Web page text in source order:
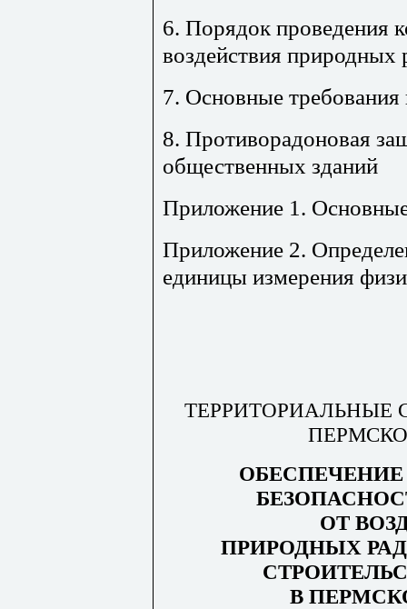
6. Порядок проведения
воздействия природных
7. Основные
8. Противорадоновая
общественных зданий
Приложение 1.
Приложение 2.
единицы измерения
ТЕРРИТОРИАЛЬНЫЕ
ОТ
ПРИРОДНЫХ
В